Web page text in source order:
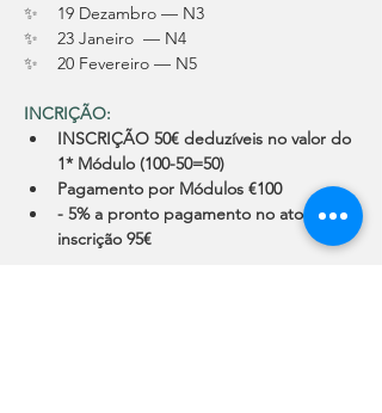
✨    19 Dezambro — N3
✨    23 Janeiro  — N4
✨    20 Fevereiro — N5
INCRIÇÃO:
INSCRIÇÃO 50€ deduzíveis no valor do
1* Módulo (100-50=50)
Pagamento por Módulos €100
- 5% a pronto pagamento no ato da
inscrição 95€